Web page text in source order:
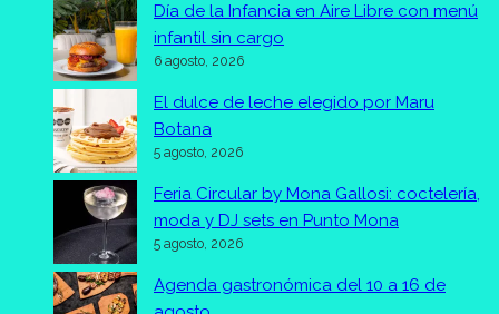
Día de la Infancia en Aire Libre con menú
infantil sin cargo
6 agosto, 2026
El dulce de leche elegido por Maru
Botana
5 agosto, 2026
Feria Circular by Mona Gallosi: coctelería,
moda y DJ sets en Punto Mona
5 agosto, 2026
Agenda gastronómica del 10 a 16 de